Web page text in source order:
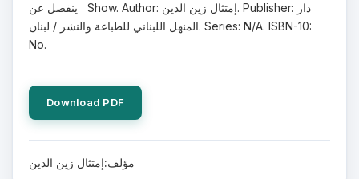
ينفصل عن Show. Author: إمتثال زين الدين. Publisher: دار
المنهل اللبناني للطباعة والنشر / لبنان. Series: N/A. ISBN-10:
No.
Download PDF
مؤلف:إمتثال زين الدين